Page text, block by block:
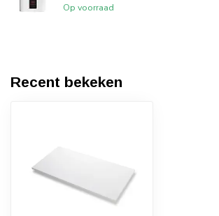
Op voorraad
Recent bekeken